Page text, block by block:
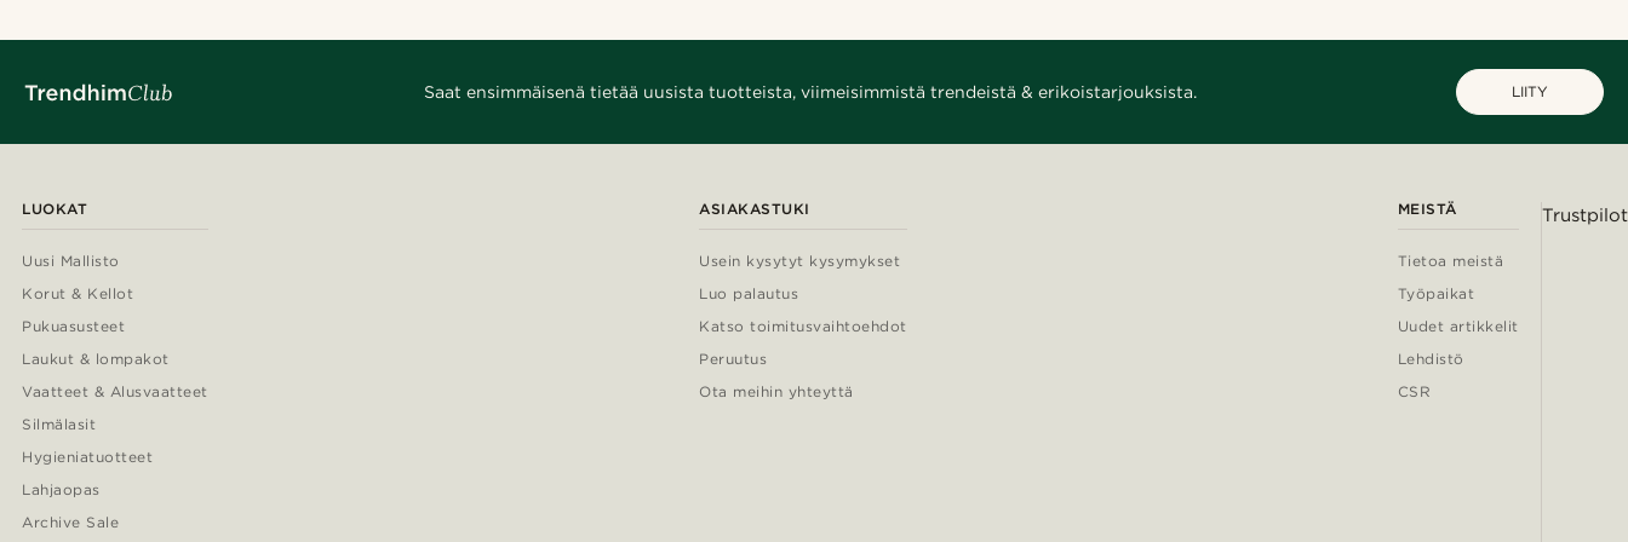
Saat ensimmäisenä tietää uusista tuotteista, viimeisimmistä trendeistä & erikoistarjouksista. LIITY
LUOKAT
Uusi Mallisto
Korut & Kellot
Pukuasusteet
Laukut & lompakot
Vaatteet & Alusvaatteet
Silmälasit
Hygieniatuotteet
Lahjaopas
Archive Sale
ASIAKASTUKI
Usein kysytyt kysymykset
Luo palautus
Katso toimitusvaihtoehdot
Peruutus
Ota meihin yhteyttä
MEISTÄ
Tietoa meistä
Työpaikat
Uudet artikkelit
Lehdistö
CSR
Trustpilot